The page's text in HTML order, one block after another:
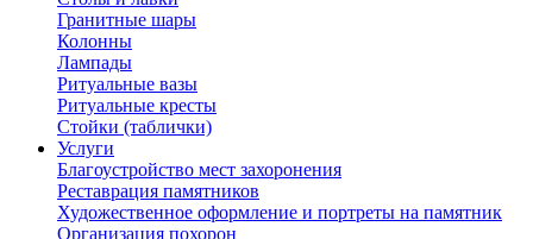
Гранитные шары
Колонны
Лампады
Ритуальные вазы
Ритуальные кресты
Стойки (таблички)
Услуги
Благоустройство мест захоронения
Реставрация памятников
Художественное оформление и портреты на памятник
Организация похорон